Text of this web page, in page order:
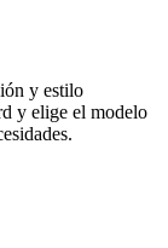
y estilo
y elige el modelo